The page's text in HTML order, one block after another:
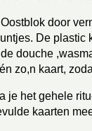
door
De plastic
douche
zo,n kaart,
je het gehele
kaarten